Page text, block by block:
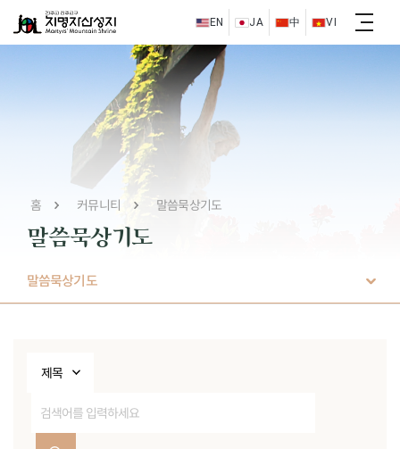
EN JA 中 VI
홈 커뮤니티 말씀묵상기도
말씀묵상기도
말씀묵상기도